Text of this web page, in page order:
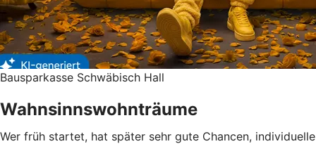
Bausparkasse Schwäbisch Hall
Wahnsinnswohnträume
Wer früh startet, hat später sehr gute Chancen, individuelle